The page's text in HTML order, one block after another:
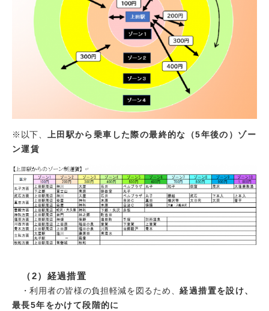
※以下、
上田駅から乗車した際の最終的な（5年後の）ゾー
ン運賃
（2）経過措置
・利用者の皆様の負担軽減を図るため、経過措置を設け、
最長5年をかけて段階的に